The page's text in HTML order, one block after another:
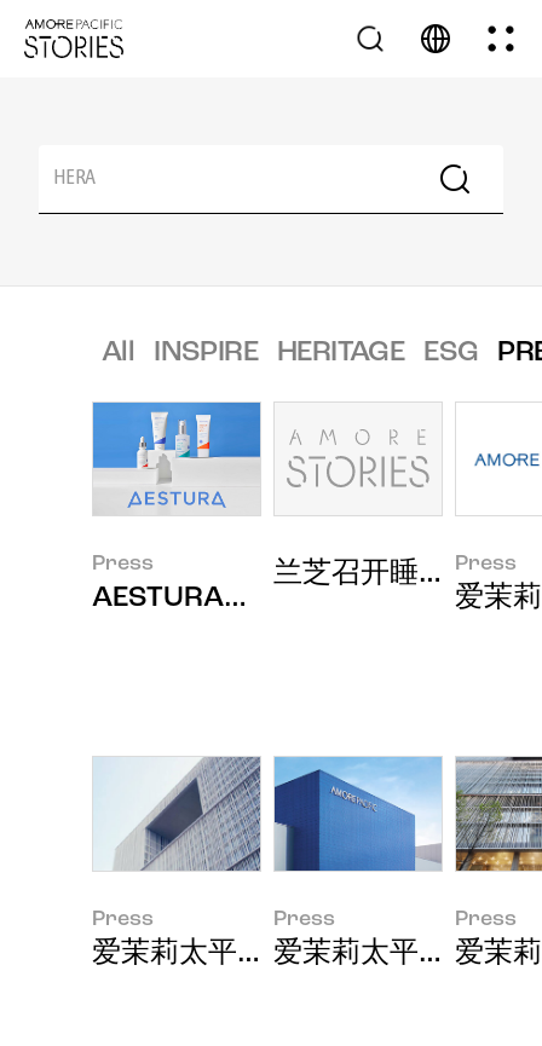
All INSPIRE HERITAGE ESG
Press
AESTURA进军越南市场
兰芝召开睡眠美容
Press
爱茉
Press
爱茉莉太平洋集团2019年第二季
Press
爱茉莉太平洋集团
Press
爱茉